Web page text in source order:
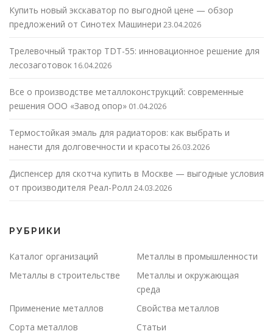
Купить новый экскаватор по выгодной цене — обзор
предложений от Синотех Машинери 23.04.2026
Трелевочный трактор TDT-55: инновационное решение для
лесозаготовок 16.04.2026
Все о производстве металлоконструкций: современные
решения ООО «Завод опор» 01.04.2026
Термостойкая эмаль для радиаторов: как выбрать и
нанести для долговечности и красоты 26.03.2026
Диспенсер для скотча купить в Москве — выгодные условия
от производителя Реал-Ролл 24.03.2026
РУБРИКИ
Каталог организаций
Металлы в промышленности
Металлы в строительстве
Металлы и окружающая
среда
Применение металлов
Свойства металлов
Сорта металлов
Статьи